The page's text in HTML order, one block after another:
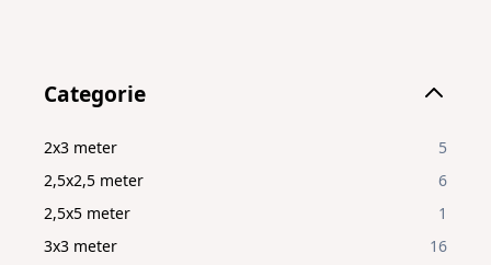
Skip to product list
Categorie
filter
2x3 meter
5
2,5x2,5 meter
6
2,5x5 meter
1
3x3 meter
16